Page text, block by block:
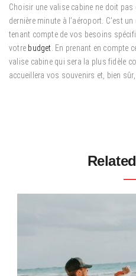
Choisir une valise cabine ne doit
dernière minute à l’aéroport. C’est
tenant compte de vos besoins
votre budget . En prenant en compte
valise cabine qui sera la plus fidèle
accueillera vos souvenirs et, bien